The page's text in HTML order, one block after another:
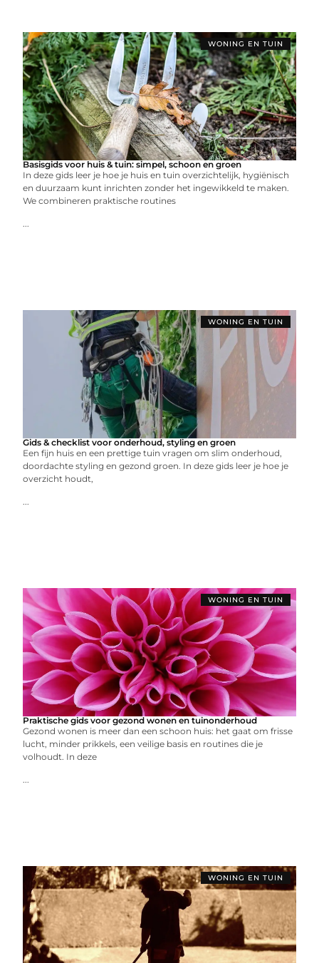
WONING EN TUIN
Basisgids voor huis & tuin: simpel, schoon en groen
In deze gids leer je hoe je huis en tuin overzichtelijk, hygiënisch
en duurzaam kunt inrichten zonder het ingewikkeld te maken.
We combineren praktische routines
...
WONING EN TUIN
Gids & checklist voor onderhoud, styling en groen
Een fijn huis en een prettige tuin vragen om slim onderhoud,
doordachte styling en gezond groen. In deze gids leer je hoe je
overzicht houdt,
...
WONING EN TUIN
Praktische gids voor gezond wonen en tuinonderhoud
Gezond wonen is meer dan een schoon huis: het gaat om frisse
lucht, minder prikkels, een veilige basis en routines die je
volhoudt. In deze
...
WONING EN TUIN